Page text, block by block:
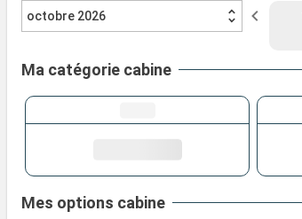
octobre 2026
Ma catégorie cabine
Mes options cabine